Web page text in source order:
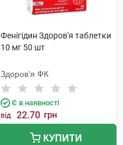
Фенігідин Здоров'я таблетки
10 мг 50 шт
Здоров'я ФК
Є в наявності
від 22.70 грн
КУПИТИ